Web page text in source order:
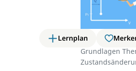
Lernplan
Grundlagen